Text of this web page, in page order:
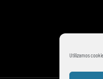
Utilizamos